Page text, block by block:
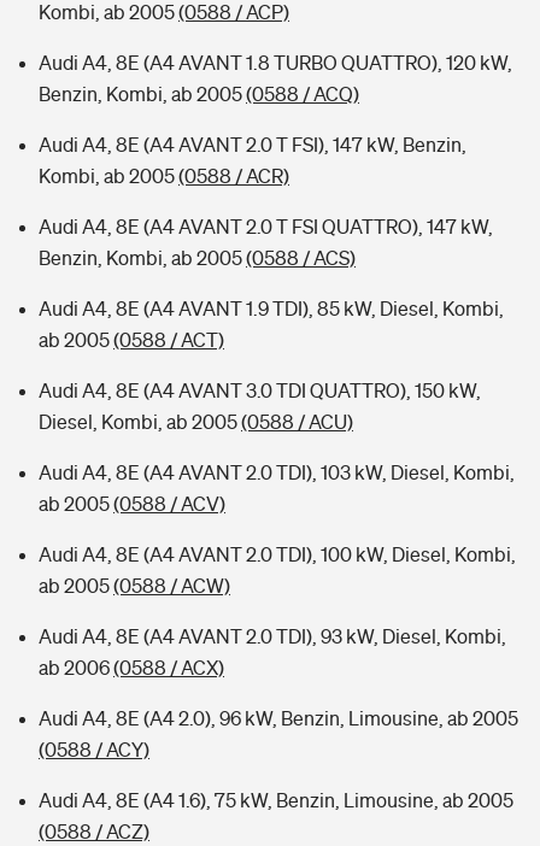
Kombi, ab 2005(0588 / ACP)
Audi A4, 8E (A4 AVANT 1.8 TURBO QUATTRO), 120 kW,
Benzin, Kombi, ab 2005(0588 / ACQ)
Audi A4, 8E (A4 AVANT 2.0 T FSI), 147 kW, Benzin,
Kombi, ab 2005(0588 / ACR)
Audi A4, 8E (A4 AVANT 2.0 T FSI QUATTRO), 147 kW,
Benzin, Kombi, ab 2005(0588 / ACS)
Audi A4, 8E (A4 AVANT 1.9 TDI), 85 kW, Diesel, Kombi,
ab 2005(0588 / ACT)
Audi A4, 8E (A4 AVANT 3.0 TDI QUATTRO), 150 kW,
Diesel, Kombi, ab 2005(0588 / ACU)
Audi A4, 8E (A4 AVANT 2.0 TDI), 103 kW, Diesel, Kombi,
ab 2005(0588 / ACV)
Audi A4, 8E (A4 AVANT 2.0 TDI), 100 kW, Diesel, Kombi,
ab 2005(0588 / ACW)
Audi A4, 8E (A4 AVANT 2.0 TDI), 93 kW, Diesel, Kombi,
ab 2006(0588 / ACX)
Audi A4, 8E (A4 2.0), 96 kW, Benzin, Limousine, ab 2005
(0588 / ACY)
Audi A4, 8E (A4 1.6), 75 kW, Benzin, Limousine, ab 2005
(0588 / ACZ)